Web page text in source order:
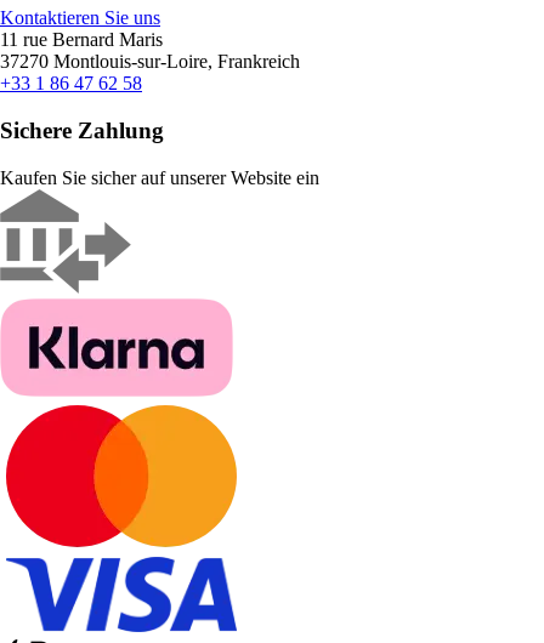
Kontaktieren Sie uns
11 rue Bernard Maris
37270 Montlouis-sur-Loire, Frankreich
+33 1 86 47 62 58
Sichere Zahlung
Kaufen Sie sicher auf unserer Website ein